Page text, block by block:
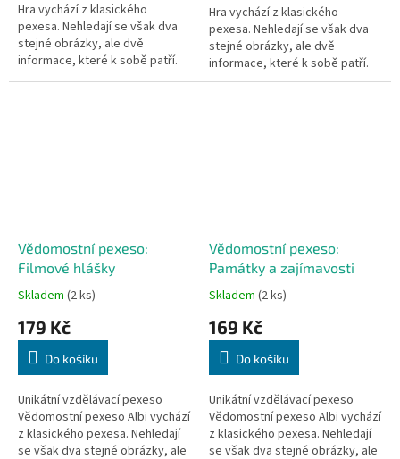
Hra vychází z klasického
pexesa. Nehledají se však dva
stejné obrázky, ale dvě
informace, které k sobě patří.
Text je doplněn i motivem
Hra vychází z klasického
pexesa. Nehledají se však dva
stejné obrázky, ale dvě
informace, které k sobě patří.
Text je doplněn i motivem
Vědomostní pexeso:
Filmové hlášky
Skladem (2 ks)
179 Kč
Do košíku
Unikátní vzdělávací pexeso
Vědomostní pexeso Albi vychází
z klasického pexesa. Nehledají
se však dva stejné obrázky, ale
Vědomostní pexeso:
Památky a zajímavosti
Skladem (2 ks)
169 Kč
Do košíku
Unikátní vzdělávací pexeso
Vědomostní pexeso Albi vychází
z klasického pexesa. Nehledají
se však dva stejné obrázky, ale